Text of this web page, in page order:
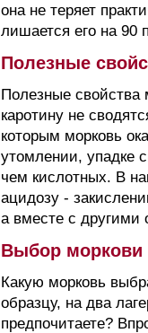
она не теряет
лишается его на 90
Полезные
Полезные свойства
каротину не
которым морковь
утомлении, упадке
чем кислотных. В
ацидозу -
а вместе с другими
Выбор моркови
Какую морковь
образцу, на два
предпочитаете?